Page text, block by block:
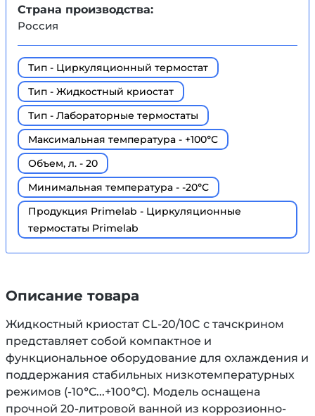
Страна производства:
Россия
Тип - Циркуляционный термостат
Тип - Жидкостный криостат
Тип - Лабораторные термостаты
Максимальная температура - +100°С
Объем, л. - 20
Минимальная температура - -20°С
Продукция Primelab - Циркуляционные
термостаты Primelab
Описание товара
Жидкостный криостат CL-20/10C с тачскрином
представляет собой компактное и
функциональное оборудование для охлаждения и
поддержания стабильных низкотемпературных
режимов (-10°С...+100°С). Модель оснащена
прочной 20-литровой ванной из коррозионно-